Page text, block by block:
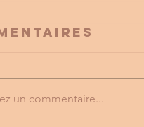
un commentaire...